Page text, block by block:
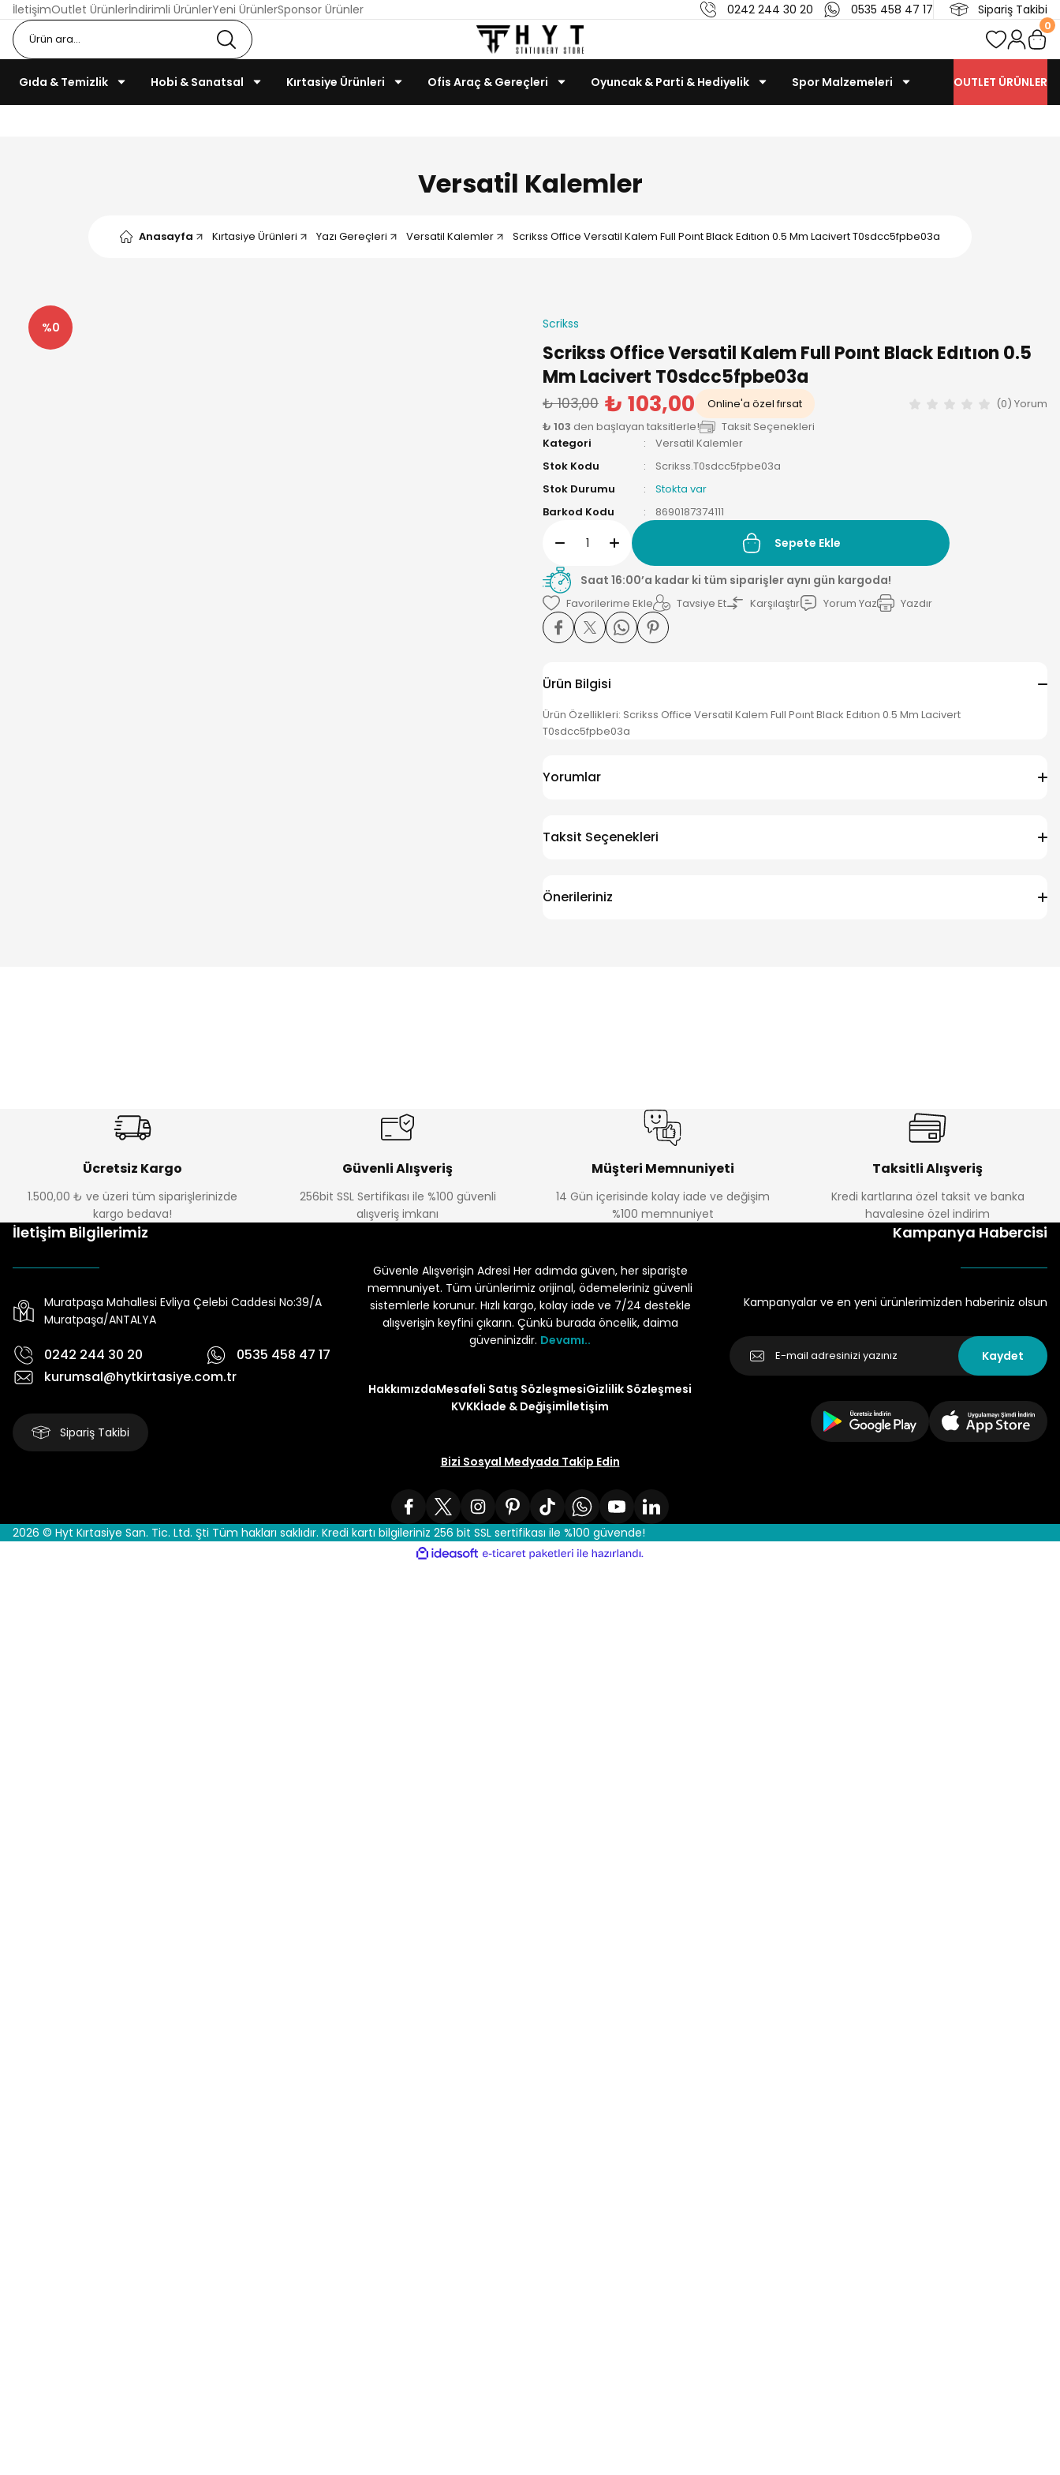
İletişimOutlet Ürünlerİndirimli ÜrünlerYeni ÜrünlerSponsor Ürünler 0242 244 30 20 0535 458 47 17 Sipariş Takibi
0
Gıda & Temizlik Hobi & Sanatsal Kırtasiye Ürünleri Ofis Araç & Gereçleri Oyuncak & Parti & Hediyelik Spor Malzemeleri OUTLET ÜRÜNLER
Versatil Kalemler
Anasayfa Kırtasiye Ürünleri Yazı Gereçleri Versatil Kalemler Scrikss Office Versatil Kalem Full Poınt Black Edıtıon 0.5 Mm Lacivert T0sdcc5fpbe03a
%0 Scrikss
Scrikss Office Versatil Kalem Full Poınt Black Edıtıon 0.5
Mm Lacivert T0sdcc5fpbe03a
₺ 103,00 ₺ 103,00 Online'a özel fırsat
(0) Yorum
₺ 103 den başlayan taksitlerle!
Taksit Seçenekleri
Kategori
Versatil Kalemler
Stok Kodu
Scrikss.T0sdcc5fpbe03a
Stok Durumu
Stokta var
Barkod Kodu
8690187374111
Sepete Ekle
Saat 16:00’a kadar ki tüm siparişler aynı gün kargoda!
Tavsiye Et Karşılaştır Yorum Yaz Yazdır
Ürün Bilgisi
Ürün Özellikleri: Scrikss Office Versatil Kalem Full Poınt Black Edıtıon 0.5 Mm Lacivert
T0sdcc5fpbe03a
Yorumlar
Taksit Seçenekleri
Önerileriniz
Ücretsiz Kargo
1.500,00 ₺ ve üzeri tüm siparişlerinizde
kargo bedava!
Güvenli Alışveriş
256bit SSL Sertifikası ile %100 güvenli
alışveriş imkanı
Müşteri Memnuniyeti
14 Gün içerisinde kolay iade ve değişim
%100 memnuniyet
Taksitli Alışveriş
Kredi kartlarına özel taksit ve banka
havalesine özel indirim
İletişim Bilgilerimiz
Muratpaşa Mahallesi Evliya Çelebi Caddesi No:39/A
Muratpaşa/ANTALYA
0242 244 30 20
0535 458 47 17
kurumsal@hytkirtasiye.com.tr
Sipariş Takibi
Güvenle Alışverişin Adresi Her adımda güven, her siparişte
memnuniyet. Tüm ürünlerimiz orijinal, ödemeleriniz güvenli
sistemlerle korunur. Hızlı kargo, kolay iade ve 7/24 destekle
alışverişin keyfini çıkarın. Çünkü burada öncelik, daima
güveninizdir. Devamı..
HakkımızdaMesafeli Satış SözleşmesiGizlilik Sözleşmesi
KVKKİade & Değişimİletişim
Bizi Sosyal Medyada Takip Edin
Kampanya Habercisi
Kampanyalar ve en yeni ürünlerimizden haberiniz olsun
Kaydet
2026 © Hyt Kırtasiye San. Tic. Ltd. Şti Tüm hakları saklıdır. Kredi kartı bilgileriniz 256 bit SSL sertifikası ile %100 güvende!
ideasoft
e-